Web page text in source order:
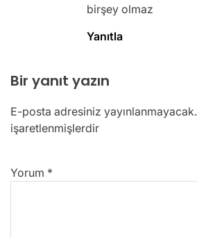
birşey olmaz
Yanıtla
Bir yanıt yazın
E-posta adresiniz yayınlanmayacak.
işaretlenmişlerdir
Yorum *